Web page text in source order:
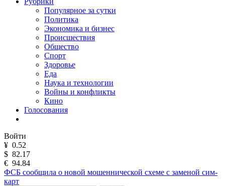
Популярное за сутки
Политика
Экономика и бизнес
Происшествия
Общество
Спорт
Здоровье
Еда
Наука и технологии
Войны и конфликты
Кино
Голосования
Войти
¥ 0.52
$ 82.17
€ 94.84
ФСБ сообщила о новой мошеннической схеме с заменой сим-
карт